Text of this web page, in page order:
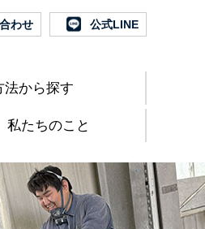
わせ 公式LINE
法から探す
私たちのこと